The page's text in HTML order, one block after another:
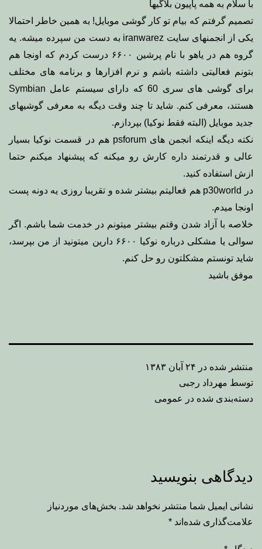
با سلام به همه پاپیون بلاگیها
تصمیم گرفتم که بیام تو کار گوشی موبایل! به همین خاطر احتمالا
یکی از انجمنهای سایت iranwarez به دست من سپرده میشه. یه
گروه هم در یاهو با نام پرشین ۶۶۰۰
درست کردم که اونجا هم
بتونم فعالیتی داشته باشم و نرم افزارها و برنامه های مختلف
برای گوشی های سری 60 که دارای سیستم عامل Symbian
هستند، معرفی کنم. شاید تا چند وقت دیگه به معرفی گوشیهای
جدید موبایل (البته فقط نوکیا) بپردازم.
نکته دیگه اینکه انجمن های psforum هم در قسمت نوکیا بسیار
عالی و قدرتمند داره کارش رو میکنه که پیشنهاد میکنم حتما
ازش استفاده کنید.
در
p30world هم فعالیتم بیشتر شده و تقریبا روزی یه دونه پست
اونجا میدم.
خلاصه با آزاد شدن وقتم بیشتر میتونم در خدمت شما باشم. اگر
سوالی یا مشکلی درباره نوکیا ۶۶۰۰ دارین میتونید از من بپرسد،
شاید تونستم مشکلتون رو حل کنم.
موفق باشید
منتشر شده در ۲۴ آبان ۱۳۸۳
توسط مهرداد رجبی
دسته‌بندی شده در
عمومی
دیدگاهی بنویسید
نشانی ایمیل شما منتشر نخواهد شد. بخش‌های موردنیاز
علامت‌گذاری شده‌اند *